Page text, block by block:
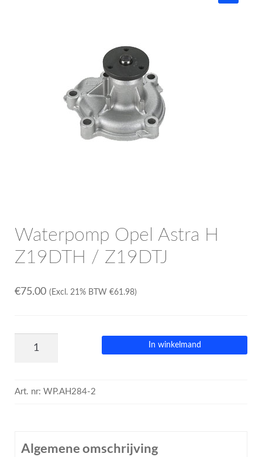
Bedrijfswagen parts
Waterpomp Opel Astra H
Z19DTH / Z19DTJ
€75.00 (Excl. 21% BTW €61.98)
In winkelmand
Art. nr: WP.AH284-2
Algemene omschrijving